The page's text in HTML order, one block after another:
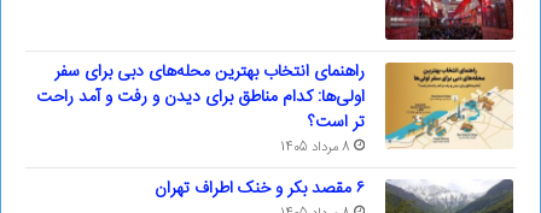
راهنمای انتخاب بهترین محله‌های دبی برای سفر
اولی‌ها: کدام مناطق برای دیدن و رفت و آمد راحت
تر است؟
8 مرداد 1405
۶ مقصد بکر و خنک اطراف تهران